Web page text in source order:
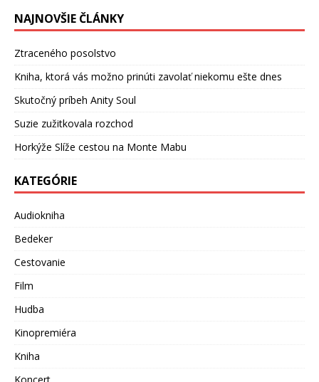
NAJNOVŠIE ČLÁNKY
Ztraceného posolstvo
Kniha, ktorá vás možno prinúti zavolať niekomu ešte dnes
Skutočný príbeh Anity Soul
Suzie zužitkovala rozchod
Horkýže Slíže cestou na Monte Mabu
KATEGÓRIE
Audiokniha
Bedeker
Cestovanie
Film
Hudba
Kinopremiéra
Kniha
Koncert